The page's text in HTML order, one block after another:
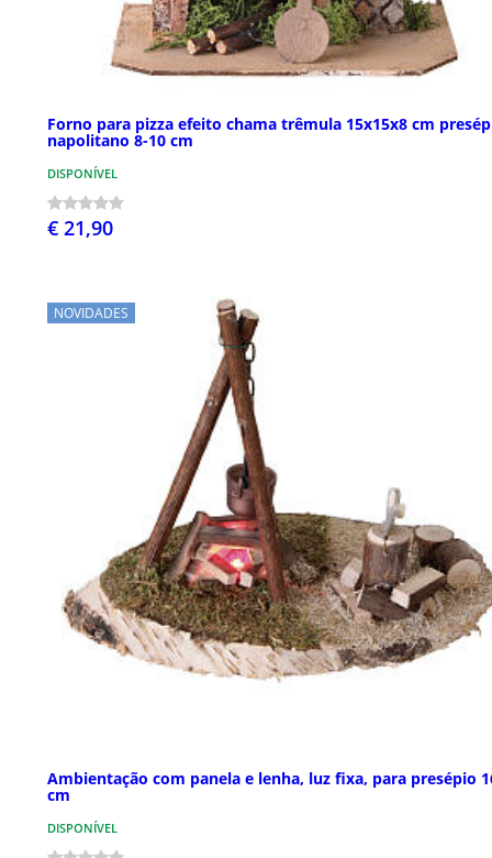
Forno para pizza efeito chama trêmula 15x15x8 cm
napolitano 8-10 cm
DISPONÍVEL
€ 21,90
NOVIDADES
Ambientação com panela e lenha, luz fixa, para presépio
cm
DISPONÍVEL